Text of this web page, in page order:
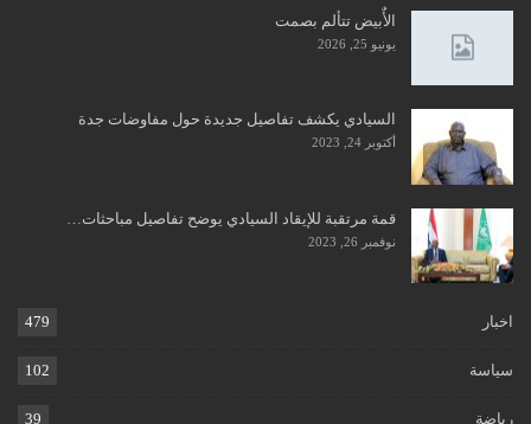
الأٌبيض تتألم بصمت
يونيو 25, 2026
السيادي يكشف تفاصيل جديدة حول مفاوضات جدة
أكتوبر 24, 2023
قمة مرتقبة للإيقاد السيادي يوضح تفاصيل مباحثات…
نوفمبر 26, 2023
اخبار 479
سياسة 102
رياضة 39